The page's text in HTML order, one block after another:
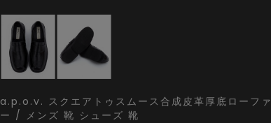
a.p.o.v. スクエアトゥスムース合成皮革厚底ローファ
ー / メンズ 靴 シューズ 靴